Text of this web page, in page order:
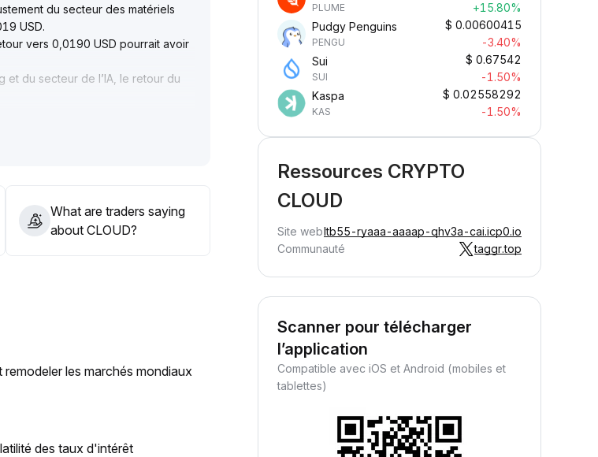
du secteur des matériels
USD.
vers 0,0190 USD pourrait avoir
du secteur de l’IA, le retour du
tester la zone des 0,023–0,024
le support tient, une
What are traders saying
about CLOUD?
les marchés mondiaux
des taux d'intérêt
PLUME
+15.80%
Pudgy Penguins
PENGU
$ 0.00600415
-3.40%
Sui
SUI
$ 0.67542
-1.50%
Kaspa
KAS
$ 0.02558292
-1.50%
Ressources CRYPTO
CLOUD
Site webltb55-ryaaa-aaaap-qhv3a-cai.icp0.io
Communauté
taggr.top
Scanner pour télécharger
l’application
Compatible avec iOS et Android (mobiles et
tablettes)